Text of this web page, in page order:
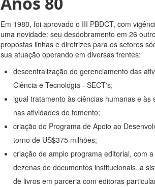
Em 1980, foi aprovado o III PBDCT, com
uma novidade: seu desdobramento em 26
propostas linhas e diretrizes para os setores
sua atuação operando em diversas frentes:
descentralização do gerenciamento das
Ciência e Tecnologia - SECT's;
igual tratamento às ciências humanas e
nas atividades de fomento;
criação do Programa de Apoio ao
torno de US$375 milhões;
criação de amplo programa editorial, com
dezenas de documentos institucionais, a
de livros em parceria com editoras